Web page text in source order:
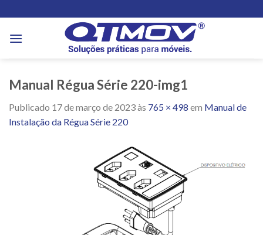
to
content
Manual Régua Série 220-img1
Publicado 17 de março de 2023às 765 × 498 em Manual de
Instalação da Régua Série 220